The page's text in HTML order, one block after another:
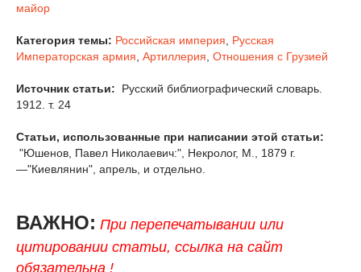
майор
Категория темы: Российская империя
Русская
Императорская армия Артиллерия Отношения с Грузией
Источник статьи:
Русский библиографический словарь.
1912. т. 24
Статьи, использованные при написании этой статьи:
"Юшенов, Павел Николаевич:", Некролог, М., 1879 г.
—"Киевлянин", апрель, и отдельно.
ВАЖНО: При перепечатывании или
цитировании статьи, ссылка на сайт
обязательна !